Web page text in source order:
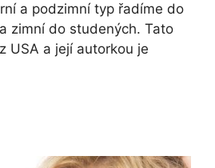
a podzimní typ řadíme do
zimní do studených. Tato
USA a její autorkou je